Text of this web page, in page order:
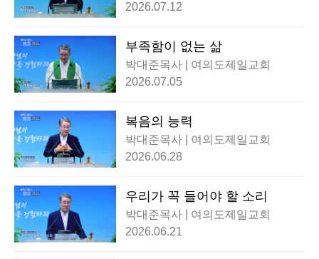
2026.07.12
부족함이 없는 삶
박대준목사 | 여의도제일교회
2026.07.05
복음의 능력
박대준목사 | 여의도제일교회
2026.06.28
우리가 꼭 들어야 할 소리
박대준목사 | 여의도제일교회
2026.06.21